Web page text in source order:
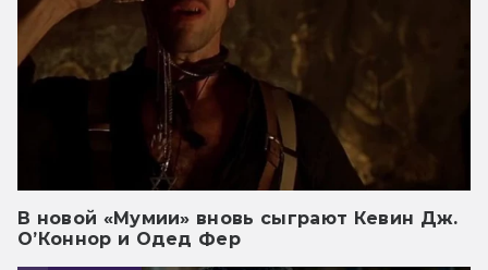
В новой «Мумии» вновь сыграют Кевин Дж.
О’Коннор и Одед Фер